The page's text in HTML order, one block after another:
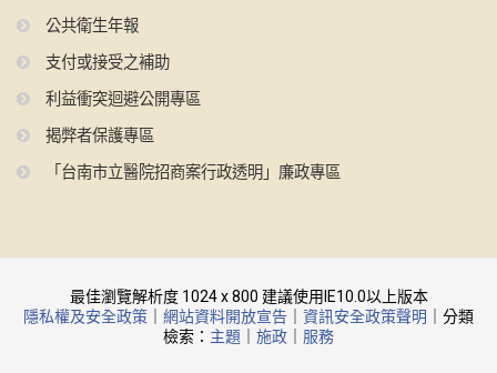
公共衛生年報
支付或接受之補助
利益衝突迴避公開專區
揭弊者保護專區
「台南市立醫院招商案行政透明」廉政專區
最佳瀏覽解析度 1024 x 800 建議使用IE10.0以上版本
隱私權及安全政策
網站資料開放宣告 資訊安全政策聲明
｜分類
檢索： 主題 施政 服務